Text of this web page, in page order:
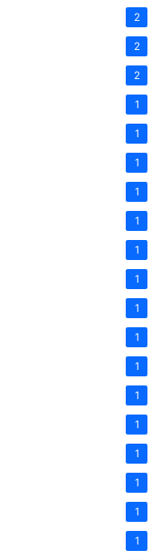
2
2
2
1
1
1
1
1
1
1
1
1
1
1
1
1
1
1
1